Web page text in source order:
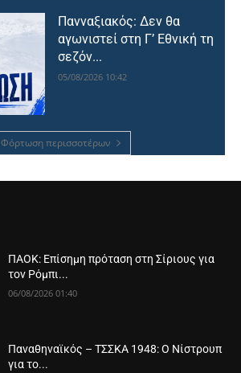
Πανναξιακός: Δεν θα
αγωνιστεί στη Γ’ Εθνική τη
σεζόν...
05/08/2026 10:42
Φόρτωση περισσοτέρων
ΠΑΟΚ: Επίσημη πρόταση στη Σίριους για
τον Ρόμπι...
06/08/2026 01:40
Παναθηναϊκός – ΤΣΣΚΑ 1948: Ο Νίστρουπ
για το...